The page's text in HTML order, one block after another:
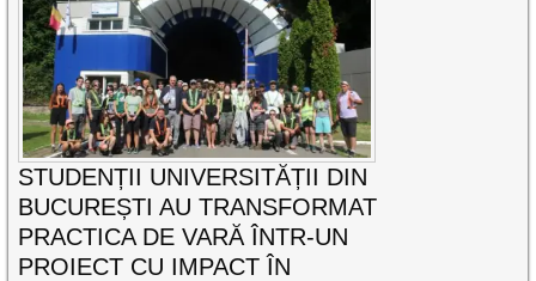
STUDENȚII UNIVERSITĂȚII DIN
BUCUREȘTI AU TRANSFORMAT
PRACTICA DE VARĂ ÎNTR-UN
PROIECT CU IMPACT ÎN